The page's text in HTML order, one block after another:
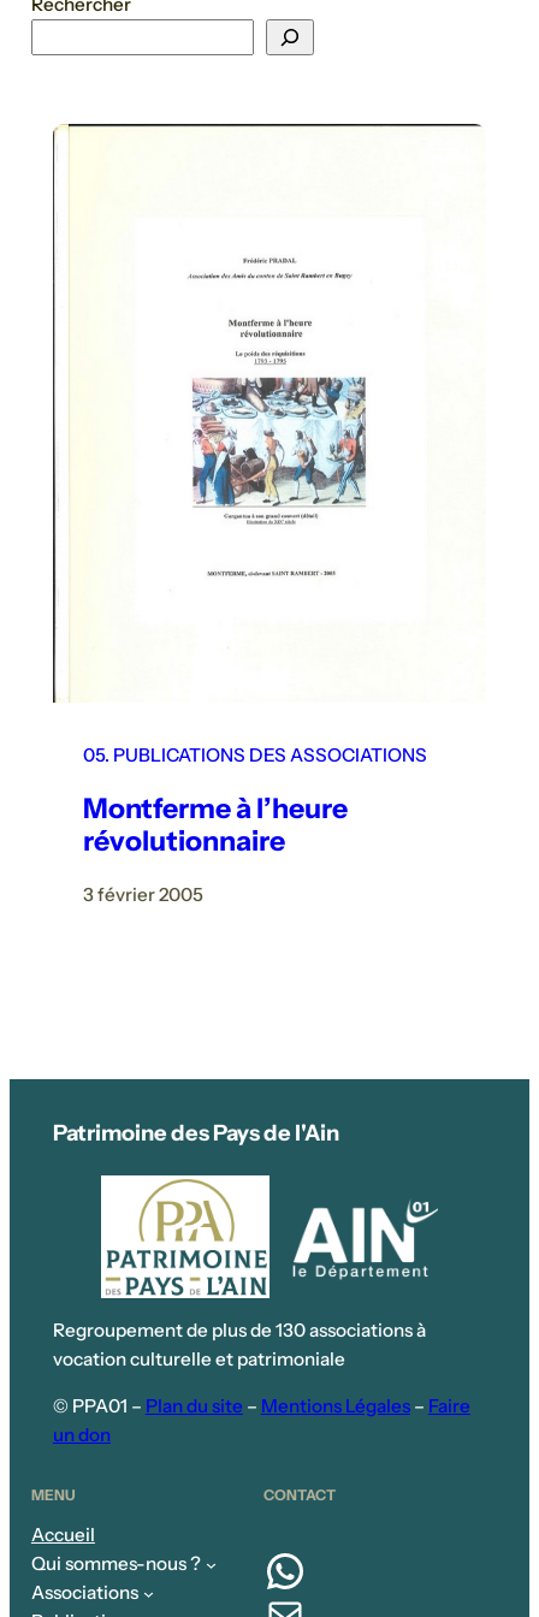
05. PUBLICATIONS DES ASSOCIATIONS
Montferme à l’heure
révolutionnaire
3 février 2005
Patrimoine des Pays de l'Ain
Regroupement de plus de 130 associations à
vocation culturelle et patrimoniale
© PPA01 – Plan du site – Mentions Légales– Faire
un don
MENU
Accueil
Qui sommes-nous ?
Associations
CONTACT
WhatsApp